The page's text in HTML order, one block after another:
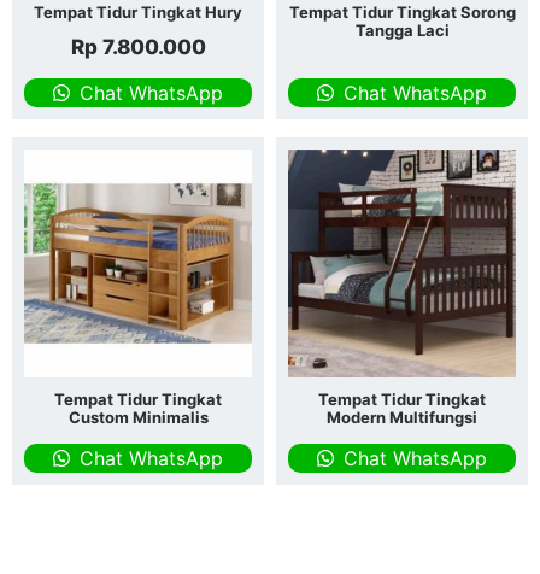
Tempat Tidur Tingkat Hury
Rp7.800.000
Chat WhatsApp
Tempat Tidur Tingkat Sorong
Tangga Laci
Chat WhatsApp
Tempat Tidur Tingkat
Custom Minimalis
Chat WhatsApp
Tempat Tidur Tingkat
Modern Multifungsi
Chat WhatsApp